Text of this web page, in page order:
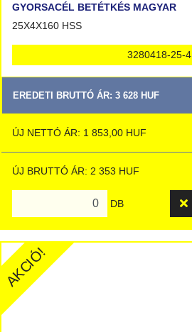
GYORSACÉL BETÉTKÉS MAGYAR
25X4X160 HSS
3280418-25-4
EREDETI BRUTTÓ ÁR: 3 628 HUF
ÚJ NETTÓ ÁR: 1 853,00 HUF
ÚJ BRUTTÓ ÁR: 2 353 HUF
DB